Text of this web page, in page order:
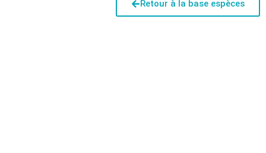
Retour à la base espèces